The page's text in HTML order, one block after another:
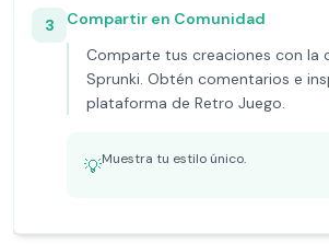
3
Compartir en Comunidad
Comparte tus creaciones con la
Sprunki. Obtén comentarios e
plataforma de Retro Juego.
💡Muestra tu estilo único.